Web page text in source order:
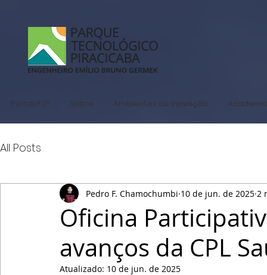
Portal PTP Sobre Ambientes de Inovação
All Posts
Oficina
avanços da CPL
Pedro F. Chamochumbi 10 de jun. de 2025 2
Atualizado: 10 de jun. de 2025